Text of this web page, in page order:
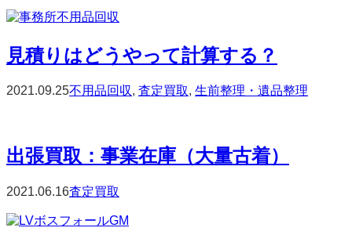
見積りはどうやって計算する？
2021.09.25不用品回収, 査定買取, 生前整理・遺品整理
出張買取：事業在庫（大量古着）
2021.06.16査定買取